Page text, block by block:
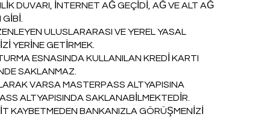
DUVARI, İNTERNET AĞ GEÇİDİ, AĞ VE ALT AĞ
ULUSLARARASI VE YEREL YASAL
YERİNE GETİRMEK.
ESNASINDA KULLANILAN KREDİ KARTI
SAKLANMAZ.
VARSA MASTERPASS ALTYAPISINA
ALTYAPISINDA SAKLANABİLMEKTEDİR.
KAYBETMEDEN BANKANIZLA GÖRÜŞMENİZİ